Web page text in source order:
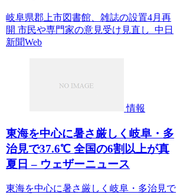
岐阜県郡上市図書館、雑誌の設置4月再
開 市民や専門家の意見受け見直し 中日
新聞Web
情報
東海を中心に暑さ厳しく岐阜・多
治見で37.6℃ 全国の6割以上が真
夏日 – ウェザーニュース
東海を中心に暑さ厳しく岐阜・多治見で